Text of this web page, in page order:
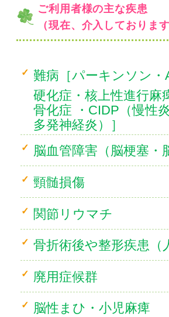
ご利用者様の主な疾患
（現在、介入しております
難病［パーキンソン・
硬化症・核上性進行麻
骨化症 ・CIDP（慢性
多発神経炎）］
脳血管障害（脳梗塞・
頸髄損傷
関節リウマチ
骨折術後や整形疾患（
廃用症候群
脳性まひ・小児麻痺